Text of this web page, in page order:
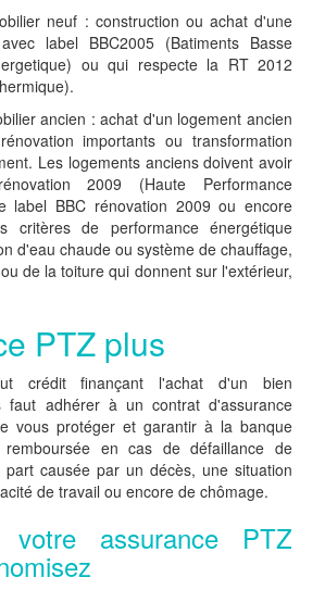
neuf : construction ou achat d'une
label BBC2005 (Batiments Basse
ou qui respecte la RT 2012
ancien : achat d'un logement ancien
importants ou transformation
Les logements anciens doivent avoir
2009 (Haute Performance
label BBC rénovation 2009 ou encore
critères de performance énergétique
d'eau chaude ou système de chauffage,
de la toiture qui donnent sur l'extérieur,
PTZ plus
crédit finançant l'achat d'un bien
faut adhérer à un contrat d'assurance
vous protéger et garantir à la banque
en cas de défaillance de
causée par un décès, une situation
de travail ou encore de chômage.
votre assurance PTZ